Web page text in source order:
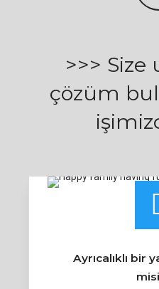
>>>
çözüm
Ayrıcalıklı bir